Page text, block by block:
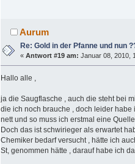
Aurum
Re: Gold in der Pfanne und nun
«Antwort #19 am: Januar 08, 2010,
Hallo alle ,
ja die Saugflasche , auch die steht bei
die ich noch brauche , doch leider
nett und so muss ich erstmal eine
Doch das ist schwirieger als erwartet
Chemiker bedarf versucht , hätte ich
St, genommen hätte , darauf habe ich